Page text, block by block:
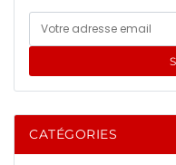
CATÉGORIES